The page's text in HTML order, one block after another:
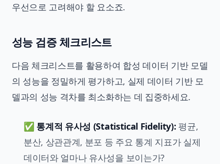
우선으로 고려해야 할 요소죠.
성능 검증 체크리스트
다음 체크리스트를 활용하여 합성 데이터 기반 모델
의 성능을 정밀하게 평가하고, 실제 데이터 기반 모
델과의 성능 격차를 최소화하는 데 집중하세요.
✅ 통계적 유사성 (Statistical Fidelity): 평균,
분산, 상관관계, 분포 등 주요 통계 지표가 실제
데이터와 얼마나 유사성을 보이는가?